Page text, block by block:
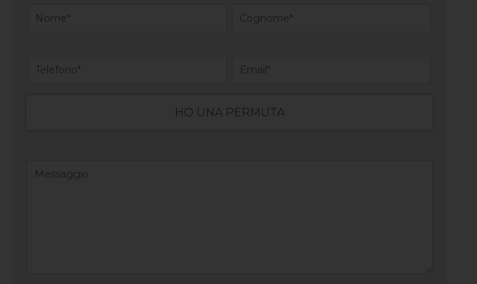
HO UNA PERMUTA